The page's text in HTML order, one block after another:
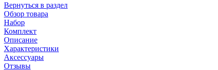
Вернуться в раздел
Обзор товара
Набор
Комплект
Описание
Характеристики
Аксессуары
Отзывы